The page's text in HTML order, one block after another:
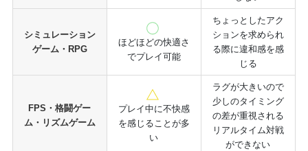
シミュレーション
ゲーム・RPG
ほどほどの快適さ
でプレイ可能
ちょっとしたアク
ションを求められ
る際に違和感を感
じる
FPS・格闘ゲー
ム・リズムゲーム
プレイ中に不快感
を感じることが多
い
ラグが大きいので
少しのタイミング
の差が重視される
リアルタイム対戦
ができない